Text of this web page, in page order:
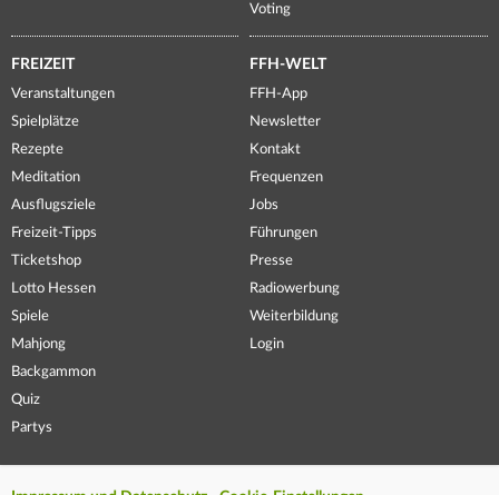
Voting
FREIZEIT
Veranstaltungen
Spielplätze
Rezepte
Meditation
Ausflugsziele
Freizeit-Tipps
Ticketshop
Lotto Hessen
Spiele
Mahjong
Backgammon
Quiz
Partys
FFH-WELT
FFH-App
Newsletter
Kontakt
Frequenzen
Jobs
Führungen
Presse
Radiowerbung
Weiterbildung
Login